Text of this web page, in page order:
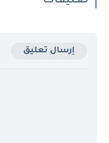
إرسال تعليق